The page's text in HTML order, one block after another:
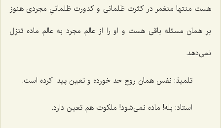
هست منتها منغمر در کثرت ظلمانی و کدورت ظلمانیِ مجردی هنوز
بر همان مسئله باقی هست و او را از عالم مجرد به عالم ماده تنزل
نمی‌دهد.
تلمیذ: نفس همان روح حد خورده و تعین پیدا کرده است.
استاد: بله! ماده نمی‌شود! ملکوت هم تعین دارد.